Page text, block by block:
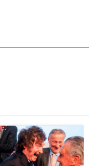
"El Banco Central no
artículo de tendencia con